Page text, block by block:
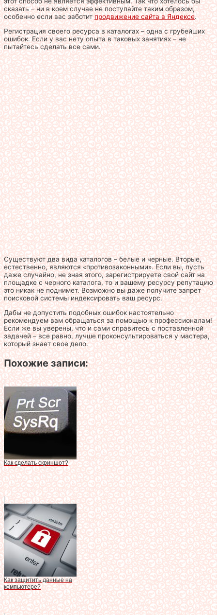
сказать – ни в коем случае не поступайте таким образом,
особенно если вас заботитпродвижение сайта в Яндексе.
Регистрация своего ресурса в каталогах – одна с грубейших
ошибок. Если у вас нету опыта в таковых занятиях – не
пытайтесь сделать все сами.
Существуют два вида каталогов – белые и черные. Вторые,
естественно, являются «противозаконными». Если вы, пусть
даже случайно, не зная этого, зарегистрируете свой сайт на
площадке с черного каталога, то и вашему ресурсу репутацию
это никак не поднимет. Возможно вы даже получите запрет
поисковой системы индексировать ваш ресурс.
Дабы не допустить подобных ошибок настоятельно
рекомендуем вам обращаться за помощью к профессионалам!
Если же вы уверены, что и сами справитесь с поставленной
задачей – все равно, лучше проконсультироваться у мастера,
который знает свое дело.
Похожие записи:
Как сделать скриншот?
Как защитить данные на
компьютере?